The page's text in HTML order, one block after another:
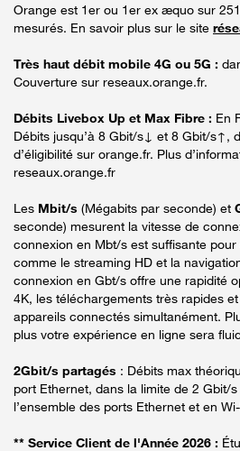
Orange est 1er ou 1er ex æquo sur
mesurés. En savoir plus sur le site
Très haut débit mobile 4G ou 5G :
Couverture sur reseaux.orange.fr.
Débits Livebox Up et Max Fibre : En
Débits jusqu’à 8 Gbit/s↓ et 8 Gbit/s↑,
d’éligibilité sur orange.fr. Plus
reseaux.orange.fr
Les Mbit/s (Mégabits par seconde) et
seconde) mesurent la vitesse de
connexion en Mbt/s est suffisante
comme le streaming HD et la
connexion en Gbt/s offre une rapidité
4K, les téléchargements très rapides
appareils connectés simultanément.
plus votre expérience en ligne sera
2Gbit/s partagés : Débits max
port Ethernet, dans la limite de 2 Gbit/
l’ensemble des ports Ethernet et en
** Service Client de l'Année 2026 :